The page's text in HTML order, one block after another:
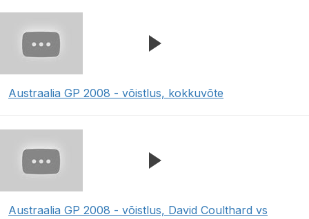
Austraalia GP 2008 - võistlus, kokkuvõte
Austraalia GP 2008 - võistlus, David Coulthard vs